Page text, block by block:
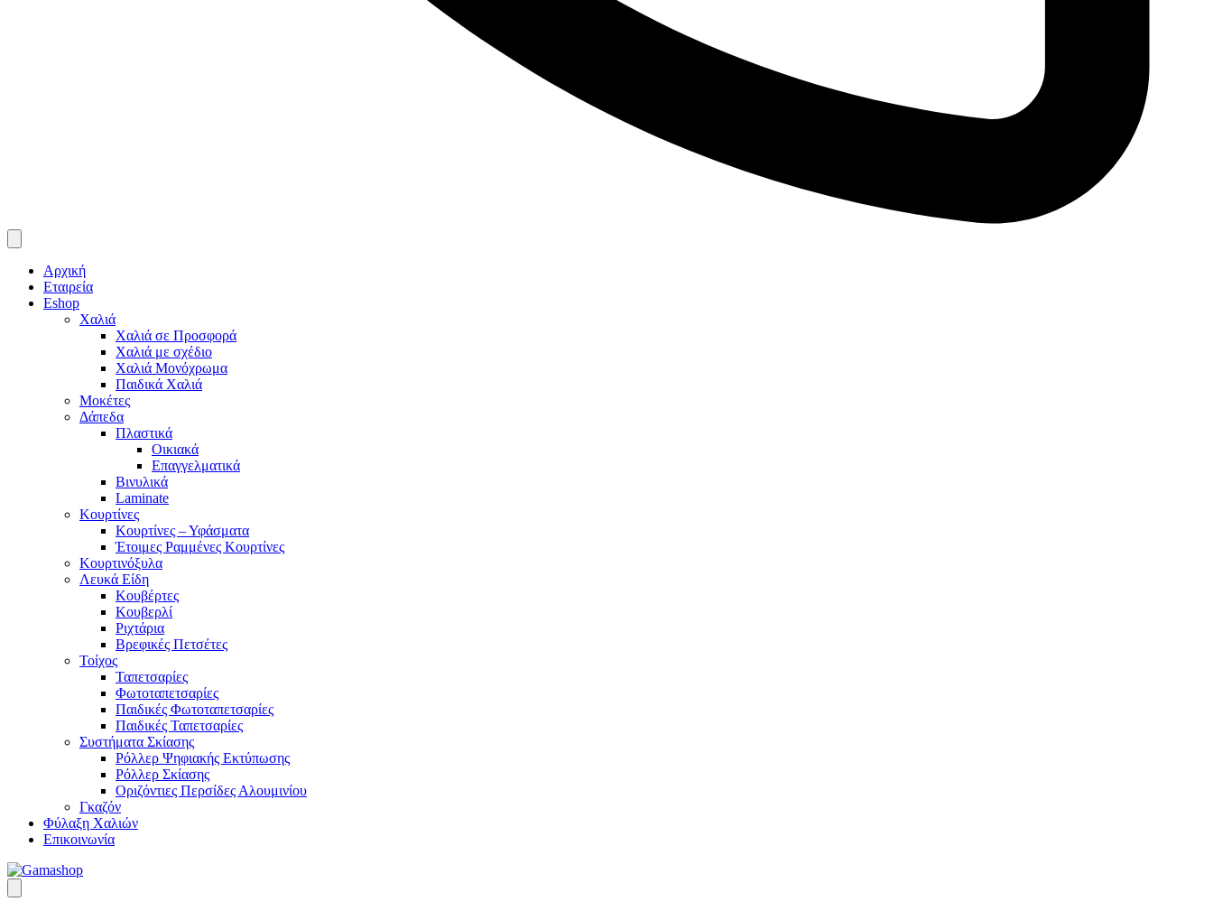
Αρχική
Εταιρεία
Eshop
Χαλιά
Χαλιά σε Προσφορά
Χαλιά με σχέδιο
Χαλιά Μονόχρωμα
Παιδικά Χαλιά
Μοκέτες
Δάπεδα
Πλαστικά
Οικιακά
Επαγγελματικά
Βινυλικά
Laminate
Κουρτίνες
Κουρτίνες – Υφάσματα
Έτοιμες Ραμμένες Κουρτίνες
Κουρτινόξυλα
Λευκά Είδη
Κουβέρτες
Κουβερλί
Ριχτάρια
Βρεφικές Πετσέτες
Τοίχος
Ταπετσαρίες
Φωτοταπετσαρίες
Παιδικές Φωτοταπετσαρίες
Παιδικές Ταπετσαρίες
Συστήματα Σκίασης
Ρόλλερ Ψηφιακής Εκτύπωσης
Ρόλλερ Σκίασης
Οριζόντιες Περσίδες Αλουμινίου
Γκαζόν
Φύλαξη Χαλιών
Επικοινωνία